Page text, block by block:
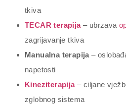
tkiva
TECAR terapija– ubrzava
zagrijavanje tkiva
Manualna terapija–
napetosti
Kineziterapija– ciljane
zglobnog sistema